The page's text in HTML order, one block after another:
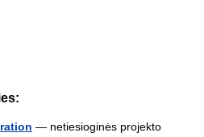
— netiesioginės projekto